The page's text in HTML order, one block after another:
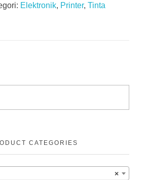
Elektronik, Printer, Tinta
CATEGORIES
×